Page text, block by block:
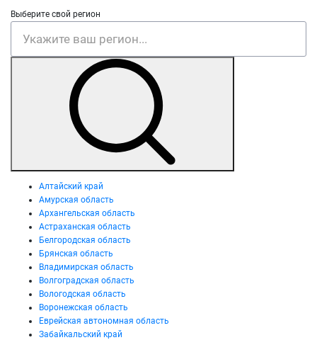
Выберите свой регион
Алтайский край
Амурская область
Архангельская область
Астраханская область
Белгородская область
Брянская область
Владимирская область
Волгоградская область
Вологодская область
Воронежская область
Еврейская автономная область
Забайкальский край